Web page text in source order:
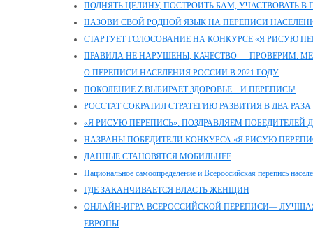
ПОДНЯТЬ ЦЕЛИНУ, ПОСТРОИТЬ БАМ, УЧАСТВОВАТЬ В
НАЗОВИ СВОЙ РОДНОЙ ЯЗЫК НА ПЕРЕПИСИ
СТАРТУЕТ ГОЛОСОВАНИЕ НА КОНКУРСЕ «Я РИСУЮ
ПРАВИЛА НЕ НАРУШЕНЫ, КАЧЕСТВО — ПРОВЕРИМ.
О ПЕРЕПИСИ НАСЕЛЕНИЯ РОССИИ В 2021 ГОДУ
ПОКОЛЕНИЕ Z ВЫБИРАЕТ ЗДОРОВЬЕ... И ПЕРЕПИСЬ!
РОССТАТ СОКРАТИЛ СТРАТЕГИЮ РАЗВИТИЯ В ДВА РАЗА
«Я РИСУЮ ПЕРЕПИСЬ»: ПОЗДРАВЛЯЕМ ПОБЕДИТЕЛЕЙ
НАЗВАНЫ ПОБЕДИТЕЛИ КОНКУРСА «Я РИСУЮ
ДАННЫЕ СТАНОВЯТСЯ МОБИЛЬНЕЕ
Национальное самоопределение и Всероссийская перепись
ГДЕ ЗАКАНЧИВАЕТСЯ ВЛАСТЬ ЖЕНЩИН
ОНЛАЙН-ИГРА ВСЕРОССИЙСКОЙ ПЕРЕПИСИ—
ЕВРОПЫ